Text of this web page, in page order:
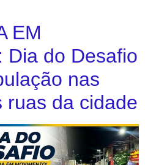
EM
Dia do Desafio
nas
ruas da cidade